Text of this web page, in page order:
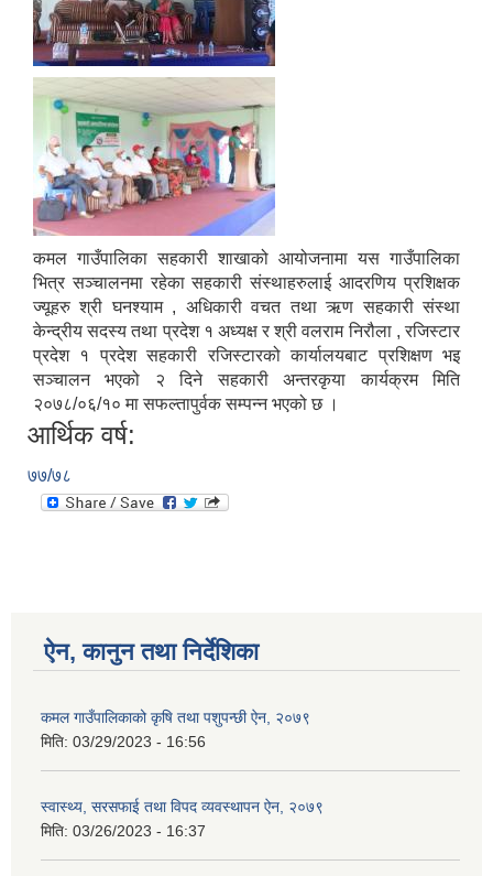
कमल गाउँपालिका सहकारी शाखाको आयोजनामा यस गाउँपालिका
भित्र सञ्चालनमा रहेका सहकारी संस्थाहरुलाई आदरणिय प्रशिक्षक
ज्यूहरु श्री घनश्याम , अधिकारी वचत तथा ऋण सहकारी संस्था
केन्द्रीय सदस्य तथा प्रदेश १ अध्यक्ष र श्री वलराम निरौला , रजिस्टार
प्रदेश १ प्रदेश सहकारी रजिस्टारको कार्यालयबाट प्रशिक्षण भइ
सञ्चालन भएको २ दिने सहकारी अन्तरकृया कार्यक्रम मिति
२०७८/०६/१० मा सफल्तापुर्वक सम्पन्न भएको छ ।
आर्थिक वर्ष:
७७/७८
ऐन, कानुन तथा निर्देशिका
कमल गाउँपालिकाको कृषि तथा पशुपन्छी ऐन, २०७९
मिति: 03/29/2023 - 16:56
स्वास्थ्य, सरसफाई तथा विपद व्यवस्थापन ऐन, २०७९
मिति: 03/26/2023 - 16:37